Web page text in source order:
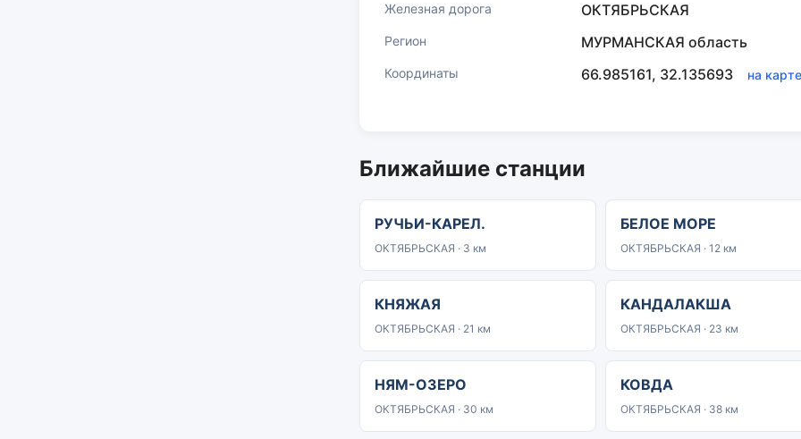
Железная дорога ОКТЯБРЬСКАЯ
Регион МУРМАНСКАЯ область
Координаты 66.985161, 32.135693 на
Ближайшие станции
РУЧЬИ-КАРЕЛ.
ОКТЯБРЬСКАЯ · 3 км
БЕЛОЕ МОРЕ
ОКТЯБРЬСКАЯ · 12 км
КНЯЖАЯ
ОКТЯБРЬСКАЯ · 21 км
КАНДАЛАКША
ОКТЯБРЬСКАЯ · 23 км
НЯМ-ОЗЕРО
ОКТЯБРЬСКАЯ · 30 км
КОВДА
ОКТЯБРЬСКАЯ · 38 км